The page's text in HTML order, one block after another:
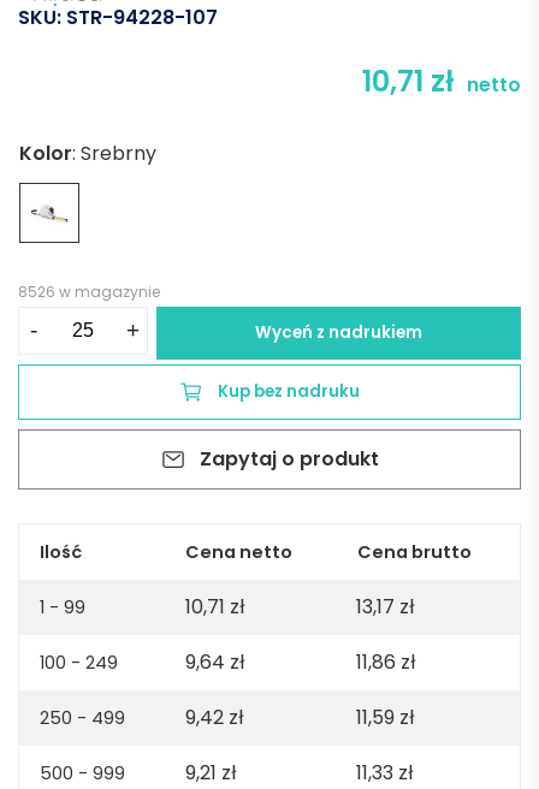
SKU: STR-94228-107
10,71 zł netto
Kolor: Srebrny
8526 w magazynie
-
miernicza
m
Srebrna
+ Wyceń z nadrukiem
Kup bez nadruku
Zapytaj o produkt
Ilość Cena netto Cena brutto
1 - 99 10,71 zł 13,17 zł
100 - 249 9,64 zł 11,86 zł
250 - 499 9,42 zł 11,59 zł
500 - 999 9,21 zł 11,33 zł